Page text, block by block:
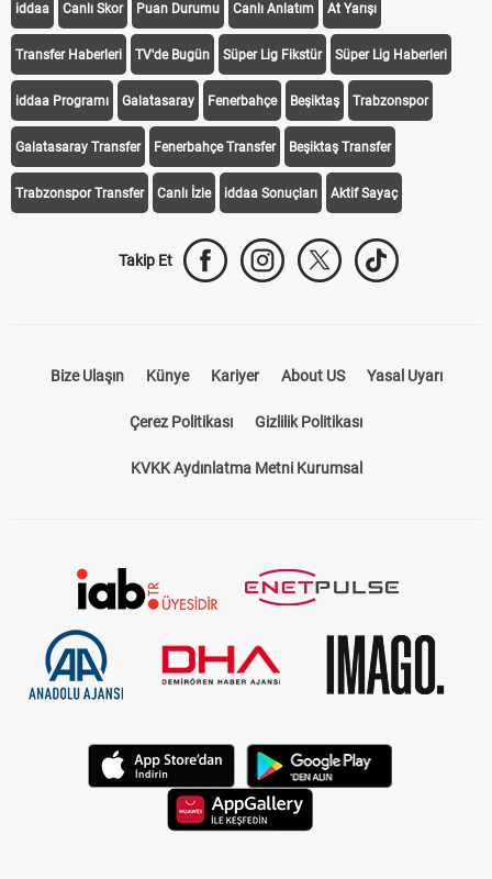
iddaa Canlı Skor Puan Durumu Canlı Anlatım At Yarışı
Transfer Haberleri TV'de Bugün Süper Lig Fikstür Süper Lig Haberleri
iddaa Programı Galatasaray Fenerbahçe Beşiktaş Trabzonspor
Galatasaray Transfer Fenerbahçe Transfer Beşiktaş Transfer
Trabzonspor Transfer Canlı İzle iddaa Sonuçları Aktif Sayaç
Takip Et
Bize Ulaşın Künye Kariyer About US Yasal Uyarı
Çerez Politikası Gizlilik Politikası
KVKK Aydınlatma Metni Kurumsal